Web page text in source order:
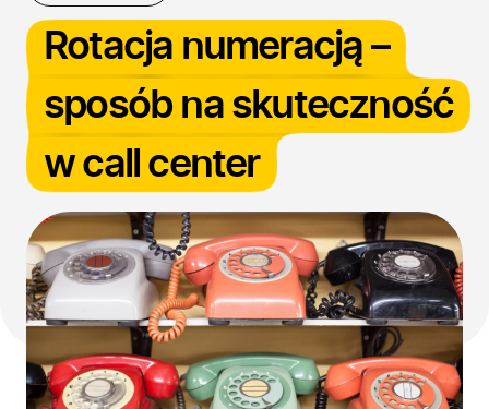
Rotacja numeracją –
sposób na skuteczność
w call center